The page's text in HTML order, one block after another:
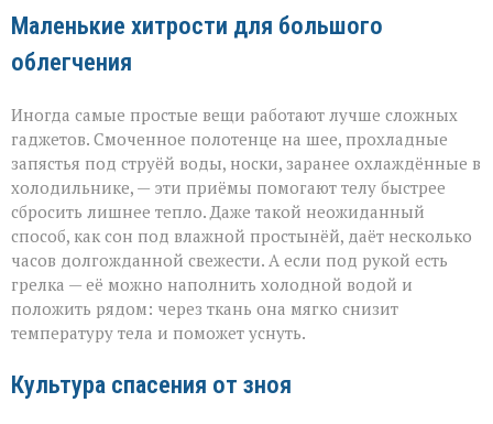
Маленькие хитрости для большого
облегчения
Иногда самые простые вещи работают лучше сложных
гаджетов. Смоченное полотенце на шее, прохладные
запястья под струёй воды, носки, заранее охлаждённые в
холодильнике, — эти приёмы помогают телу быстрее
сбросить лишнее тепло. Даже такой неожиданный
способ, как сон под влажной простынёй, даёт несколько
часов долгожданной свежести. А если под рукой есть
грелка — её можно наполнить холодной водой и
положить рядом: через ткань она мягко снизит
температуру тела и поможет уснуть.
Культура спасения от зноя